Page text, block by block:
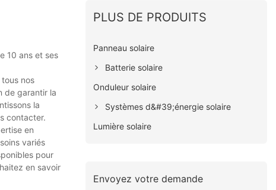
10 ans et ses
nos
de garantir la
la
contacter.
en
variés
pour
en savoir
PLUS DE PRODUITS
Panneau solaire
Batterie solaire
Onduleur solaire
Systèmes d&#39;énergie solaire
Lumière solaire
Envoyez votre demande